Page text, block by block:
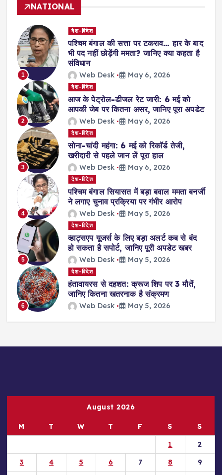
t
s
p
a
g
i
n
a
t
i
o
n
NATIONAL
1
देश-विदेश
पश्चिम बंगाल की सत्ता पर टकराव… हार के बाद
भी पद नहीं छोड़ेंगी ममता? जानिए क्या कहता है
संविधान
Web Desk May 6, 2026
2
देश-विदेश
आज के पेट्रोल-डीजल रेट जारी: 6 मई को
आपकी जेब पर कितना असर, जानिए पूरा अपडेट
Web Desk May 6, 2026
3
देश-विदेश
सोना-चांदी महंगा: 6 मई को रिकॉर्ड तेजी,
खरीदारी से पहले जान लें पूरा हाल
Web Desk May 6, 2026
4
देश-विदेश
पश्चिम बंगाल सियासत में बड़ा बवाल ममता बनर्जी
ने लगाए चुनाव प्रक्रिया पर गंभीर आरोप
Web Desk May 5, 2026
5
देश-विदेश
व्हाट्सएप यूजर्स के लिए बड़ा अलर्ट कब से बंद
हो सकता है सपोर्ट, जानिए पूरी अपडेट खबर
Web Desk May 5, 2026
6
देश-विदेश
हंतावायरस से दहशत: क्रूज शिप पर 3 मौतें,
जानिए कितना खतरनाक है संक्रमण
Web Desk May 5, 2026
August 2026
M T W T F S
S
1
2
3
4 5 6 7 8
9